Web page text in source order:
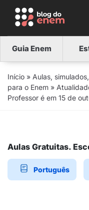
Guia Enem
Início » Aulas,
para o Enem »
Professor é em 15 de
Aulas Gratuitas.
Português